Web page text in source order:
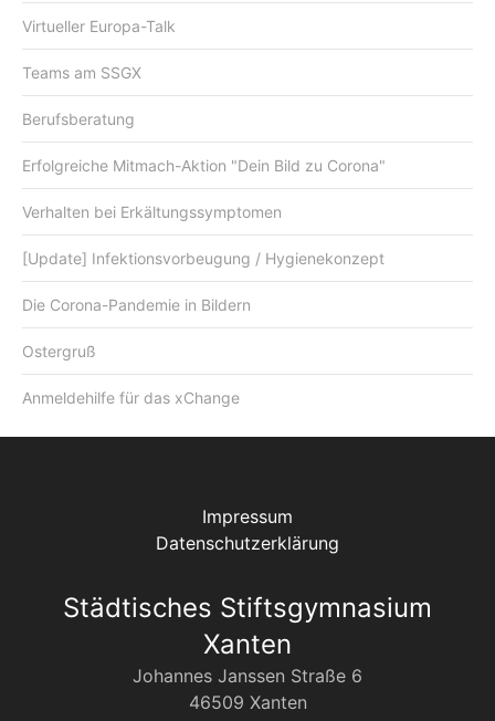
Virtueller Europa-Talk
Teams am SSGX
Berufsberatung
Erfolgreiche Mitmach-Aktion "Dein Bild zu Corona"
Verhalten bei Erkältungssymptomen
[Update] Infektionsvorbeugung / Hygienekonzept
Die Corona-Pandemie in Bildern
Ostergruß
Anmeldehilfe für das xChange
Impressum
Datenschutzerklärung
Städtisches Stiftsgymnasium
Xanten
Johannes Janssen Straße 6
46509 Xanten